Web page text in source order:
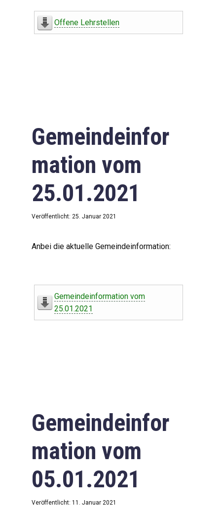
Offene Lehrstellen
Gemeindeinfor
mation vom
25.01.2021
Veröffentlicht: 25. Januar 2021
Anbei die aktuelle Gemeindeinformation:
Gemeindeinformation vom
25.01.2021
Gemeindeinfor
mation vom
05.01.2021
Veröffentlicht: 11. Januar 2021